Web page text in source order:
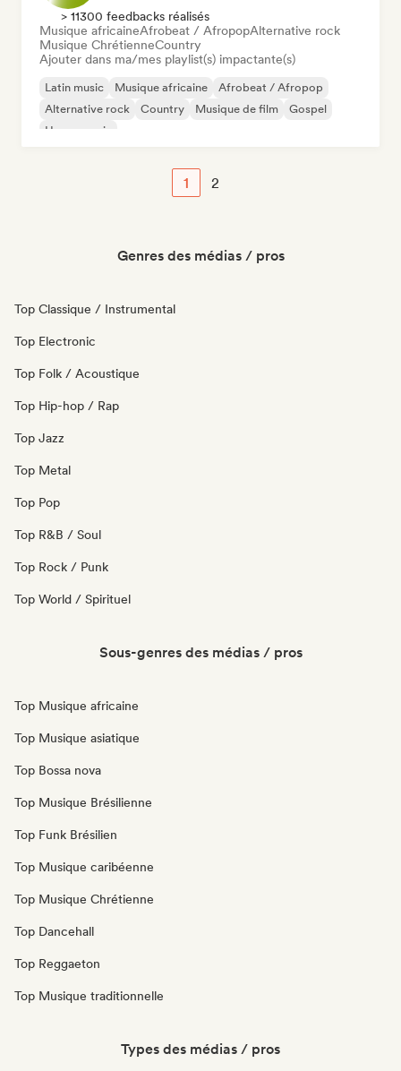
> 11300 feedbacks réalisés
Musique africaineAfrobeat / AfropopAlternative rock
Musique ChrétienneCountry
Ajouter dans ma/mes playlist(s) impactante(s)
Latin music Musique africaine
Afrobeat / Afropop
Alternative rock
Country Musique de film
Gospel
House music
1 2
Genres des médias / pros
Top Classique / Instrumental
Top Electronic
Top Folk / Acoustique
Top Hip-hop / Rap
Top Jazz
Top Metal
Top Pop
Top R&B / Soul
Top Rock / Punk
Top World / Spirituel
Sous-genres des médias / pros
Top Musique africaine
Top Musique asiatique
Top Bossa nova
Top Musique Brésilienne
Top Funk Brésilien
Top Musique caribéenne
Top Musique Chrétienne
Top Dancehall
Top Reggaeton
Top Musique traditionnelle
Types des médias / pros